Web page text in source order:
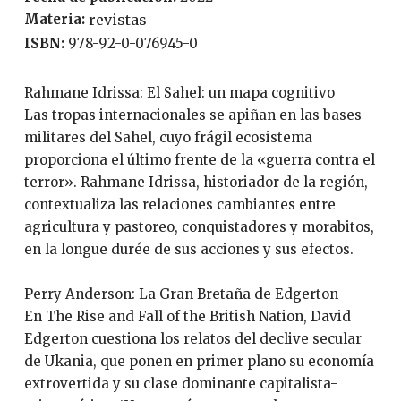
Materia: revistas
ISBN: 978-92-0-076945-0
Rahmane Idrissa: El Sahel: un mapa cognitivo
Las tropas internacionales se apiñan en las bases
militares del Sahel, cuyo frágil ecosistema
proporciona el último frente de la «guerra contra el
terror». Rahmane Idrissa, historiador de la región,
contextualiza las relaciones cambiantes entre
agricultura y pastoreo, conquistadores y morabitos,
en la longue durée de sus acciones y sus efectos.
Perry Anderson: La Gran Bretaña de Edgerton
En The Rise and Fall of the British Nation, David
Edgerton cuestiona los relatos del declive secular
de Ukania, que ponen en primer plano su economía
extrovertida y su clase dominante capitalista-